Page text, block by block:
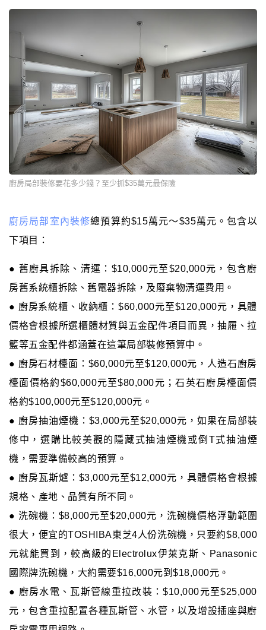
廚房局部裝修要花多少錢？至少抓$35萬元最保險
廚房局部室內裝修總預算約$15萬元～$35萬元。包含以
下項目：
● 舊廚具拆除、清運：$10,000元至$20,000元，包含廚
房舊系統櫃拆除、舊電器拆除，及廢棄物清運費用。
● 廚房系統櫃、收納櫃：$60,000元至$120,000元，具體
價格會根據所選櫃體材質與五金配件項目而異，抽屜、拉
籃等五金配件都涵蓋在這筆局部裝修預算中。
● 廚房石材檯面：$60,000元至$120,000元，人造石廚房
檯面價格約$60,000元至$80,000元；石英石廚房檯面價
格約$100,000元至$120,000元。
● 廚房抽油煙機：$3,000元至$20,000元，如果在局部裝
修中，選購比較美觀的隱藏式抽油煙機或倒T式抽油煙
機，需要準備較高的預算。
● 廚房瓦斯爐：$3,000元至$12,000元，具體價格會根據
規格、產地、品質有所不同。
● 洗碗機：$8,000元至$20,000元，洗碗機價格浮動範圍
很大，便宜的TOSHIBA東芝4人份洗碗機，只要約$8,000
元就能買到，較高級的Electrolux伊萊克斯、Panasonic
國際牌洗碗機，大約需要$16,000元到$18,000元。
● 廚房水電、瓦斯管線重拉改裝：$10,000元至$25,000
元，包含重拉配置各種瓦斯管、水管，以及增設插座與廚